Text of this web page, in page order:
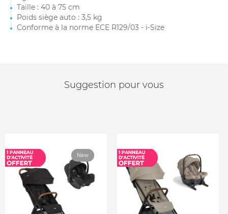
Taille : 40 à 75 cm
Poids siège auto : 3,5 kg
Conforme à la norme ECE R129/03 - i-Size
Suggestion pour vous
New